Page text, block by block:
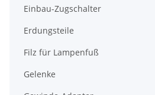
Einbau-Zugschalter
Erdungsteile
Filz für Lampenfuß
Gelenke